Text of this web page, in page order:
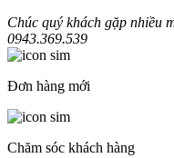
Chúc quý khách gặp nhiều
0943.369.539
Đơn hàng mới
Chăm sóc khách hàng